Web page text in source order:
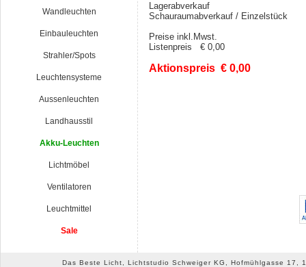
Wandleuchten
Einbauleuchten
Strahler/Spots
Leuchtensysteme
Aussenleuchten
Landhausstil
Akku-Leuchten
Lichtmöbel
Ventilatoren
Leuchtmittel
Sale
Lagerabverkauf
Schauraumabverkauf / Einzelstück
Preise inkl.Mwst.
Listenpreis € 0,00
Aktionspreis € 0,00
Das Beste Licht, Lichtstudio Schweiger KG, Hofmühlgasse